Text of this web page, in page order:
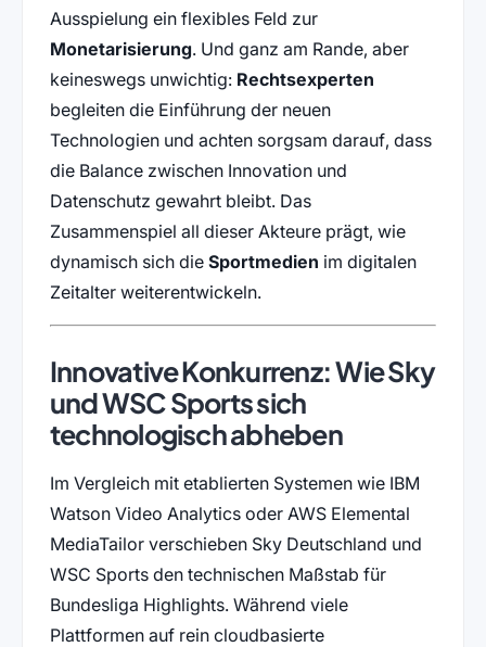
Ausspielung ein flexibles Feld zur
Monetarisierung. Und ganz am Rande, aber
keineswegs unwichtig: Rechtsexperten
begleiten die Einführung der neuen
Technologien und achten sorgsam darauf, dass
die Balance zwischen Innovation und
Datenschutz gewahrt bleibt. Das
Zusammenspiel all dieser Akteure prägt, wie
dynamisch sich die Sportmedien im digitalen
Zeitalter weiterentwickeln.
Innovative Konkurrenz: Wie Sky
und WSC Sports sich
technologisch abheben
Im Vergleich mit etablierten Systemen wie IBM
Watson Video Analytics oder AWS Elemental
MediaTailor verschieben Sky Deutschland und
WSC Sports den technischen Maßstab für
Bundesliga Highlights. Während viele
Plattformen auf rein cloudbasierte